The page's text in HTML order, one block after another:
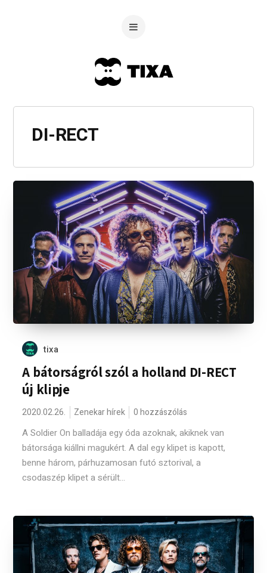
DI-RECT
tixa
A bátorságról szól a holland DI-RECT
új klipje
2020.02.26. Zenekar hírek 0 hozzászólás
A Soldier On balladája egy óda azoknak, akiknek van
bátorsága kiállni magukért. A dal egy klipet is kapott,
benne három, párhuzamosan futó sztorival, a
csodaszép klipet a sérült...